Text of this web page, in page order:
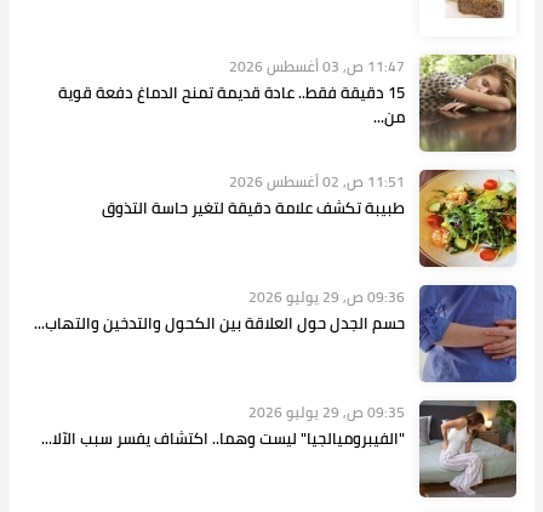
11:47 ص, 03 أغسطس 2026
15 دقيقة فقط.. عادة قديمة تمنح الدماغ دفعة قوية
من...
11:51 ص, 02 أغسطس 2026
طبيبة تكشف علامة دقيقة لتغير حاسة التذوق
09:36 ص, 29 يوليو 2026
حسم الجدل حول العلاقة بين الكحول والتدخين والتهاب...
09:35 ص, 29 يوليو 2026
"الفيبروميالجيا" ليست وهما.. اكتشاف يفسر سبب الآلا...